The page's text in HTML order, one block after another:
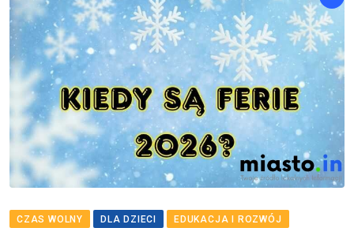
CZAS WOLNY DLA DZIECI
EDUKACJA I ROZWÓJ